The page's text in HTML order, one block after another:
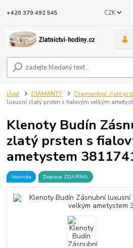
CZK
+420 379 492 545
Úvod DIAMANTY Diamantové zlaté
luxusní zlatý prsten s fialovým velkým
Klenoty Budín
zlatý prsten s
ametystem
Novinka Doprava ZDARMA